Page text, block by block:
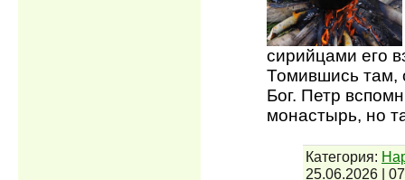
сирийцами его
Томившись там,
Бог. Петр
монастырь, но
Категория:
25.06.2026 |